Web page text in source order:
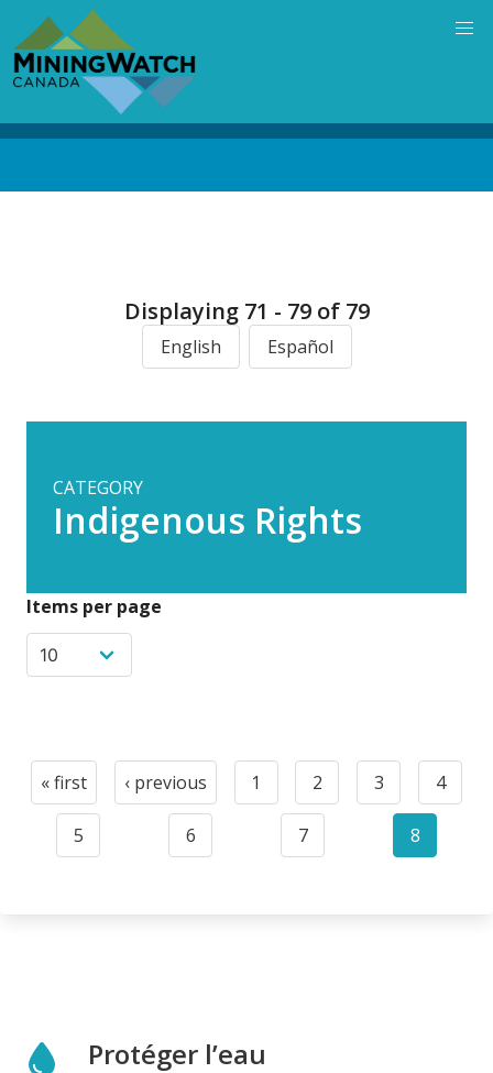
main
content
Displaying 71 - 79 of 79
English Español
CATEGORY
Indigenous Rights
Items per page
Pagination
First
page
« first
Previous
page
‹ previous
Page
1
Page
2
Page
3
Page
4
Page
5
Page
6
Page
7
Current
8
Protéger l’eau